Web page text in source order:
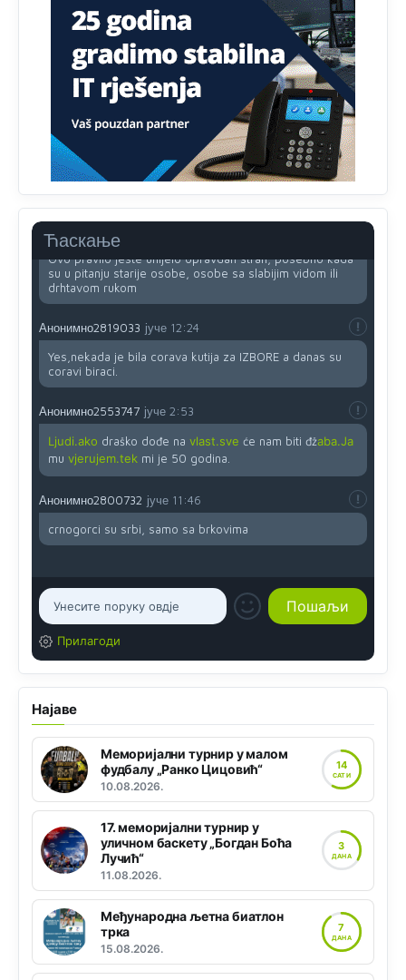
Ћаскање
Анонимно2818605 јуче 11:34
Najveći dio populacije starije od 65 godina uopšte ne
koristi internet, niti ima pristup računarima
Анонимно2818605 јуче
Uvođenje pravila da se umjesto dosadašnjeg znaka "X"
(krstića) kružić ispred kandidata mora u potpunosti
obojiti (popuniti) uvedeno je isključivo zbog tehničkih
Ovo pravilo jeste unijelo opravdan strah, posebno kada
su u pitanju starije osobe, osobe sa slabijim vidom ili
drhtavom rukom
Анонимно2819033 јуче 12:24
Yes,nekada je bila corava kutija za IZBORE a danas su
coravi biraci.
Анонимно2553747 јуче 2:53
Ljudi.ako draško dođe na vlast.sve će nam biti đžaba.Ja
mu vjerujem.tek mi je 50 godina.
Анонимно2800732 јуче 11:46
crnogorci su srbi, samo sa brkovima
Прилагоди
Најаве
Меморијални турнир у малом
фудбалу „Ранко Цицовић“
10.08.2026.
14
САТИ
17. меморијални турнир у
уличном баскету „Богдан Боћа
Лучић“
11.08.2026.
3
ДАНА
Међународна љетна биатлон
трка
15.08.2026.
7
ДАНА